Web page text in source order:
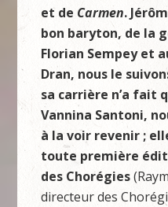
et de Carmen.
bon baryton, de la
Florian Sempey et
Dran, nous le
sa carrière n’a fait
Vannina Santoni,
à la voir revenir ;
toute première
des Chorégies
directeur des